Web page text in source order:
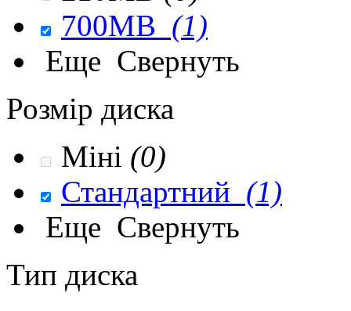
700MB (1)
Еще Свернуть
Розмір диска
Міні (0)
Стандартний (1)
Еще Свернуть
Тип диска